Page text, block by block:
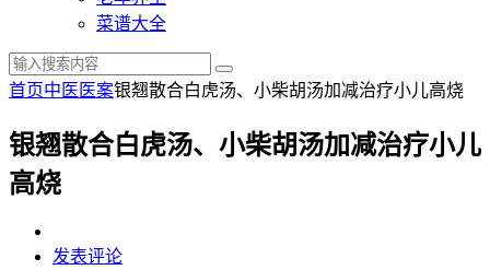
菜谱大全
首页中医医案银翘散合白虎汤、小柴胡汤加减治疗小儿高烧
银翘散合白虎汤、小柴胡汤加减治疗小儿
高烧
发表评论